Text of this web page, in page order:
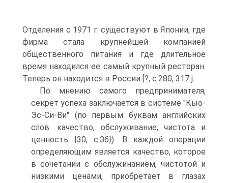
Отделения с 1971 г. существуют в Японии, где
фирма стала крупнейшей компанией
общественного питания и где длительное
время находился ее самый крупный ресторан.
Теперь он находится в России [?, с.280, 317 j.
По мнению самого предпринимателя,
секрет успеха заключается в системе "Кыо-
Эс-Си-Ви" (по первым буквам английских
слов: качество, обслуживание, чистота и
ценность |30, с.Зб}). В каждой операции
определяющим является качество, которое
в сочетании с обслужинанием, чистотой и
низкими ценами, приобретает в глазах